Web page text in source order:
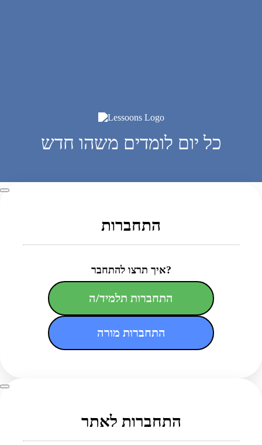
כל יום לומדים משהו חדש
התחברות
איך תרצו להתחבר?
התחברות תלמיד/ה
התחברות מורה
התחברות לאתר